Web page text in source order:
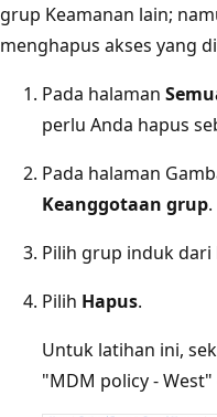
grup Keamanan lain;
menghapus akses yang
Pada halaman
perlu Anda hapus
Pada halaman
Keanggotaan grup.
Pilih grup induk dari
Pilih Hapus.
Untuk latihan ini,
"MDM policy -